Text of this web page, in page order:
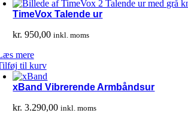
TimeVox Talende ur
kr. 950,00 inkl. moms
mere
til kurv
xBand Vibrerende Armbåndsur
kr. 3.290,00 inkl. moms